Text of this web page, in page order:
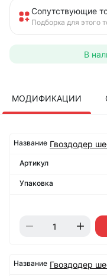
Сопутствующие
Подборка для этого
В
МОДИФИКАЦИИ
Гвоздодер
Гвоздодер